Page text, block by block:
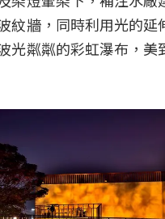
紋牆，同時利用光的延
光粼粼的彩虹瀑布，美